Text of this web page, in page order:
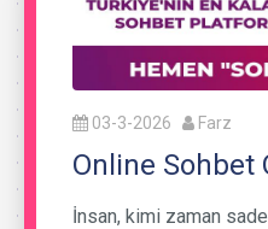
03-3-2026 Farz
Online Sohbet
İnsan, kimi zaman